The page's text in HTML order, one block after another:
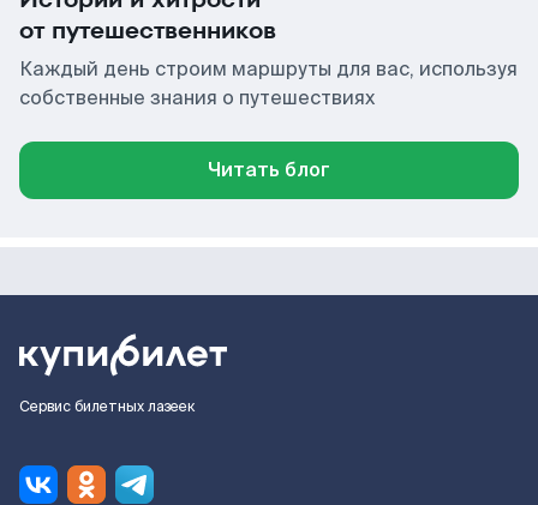
от путешественников
Каждый день строим маршруты для вас, используя
собственные знания о путешествиях
Читать блог
Сервис билетных лазеек